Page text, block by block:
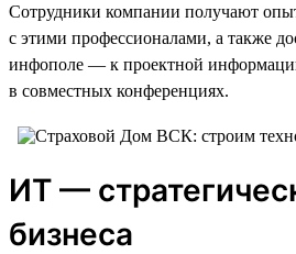
Сотрудники компании получают
с этими профессионалами, а также
инфополе — к проектной
в совместных конференциях.
ИТ —
бизнеса